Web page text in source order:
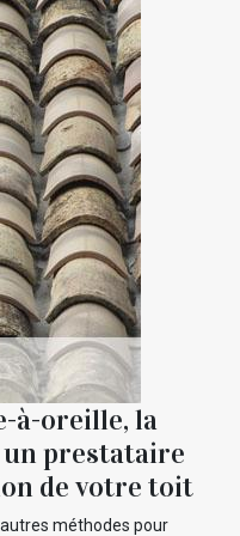
à-oreille, la
prestataire
de votre toit
autres méthodes pour